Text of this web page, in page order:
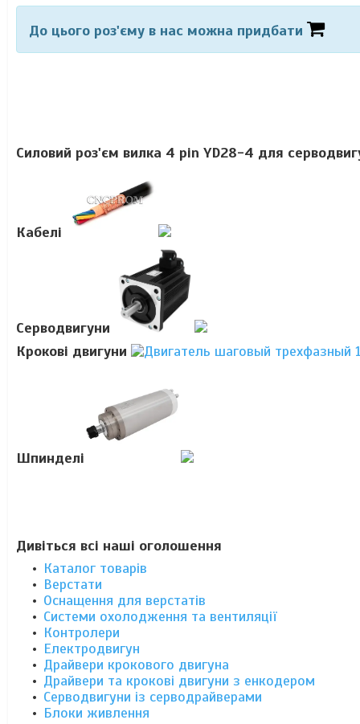
До цього роз'єму в нас можна придбати
Силовий роз'єм вилка 4 pin YD28-4 для
Кабелі
Серводвигуни
Крокові двигуни
Шпинделі
Дивіться всі наші оголошення
Каталог товарів
Верстати
Оснащення для верстатів
Системи охолодження та вентиляції
Контролери
Електродвигун
Драйвери крокового двигуна
Драйвери та крокові двигуни з енкодером
Серводвигуни із серводрайверами
Блоки живлення